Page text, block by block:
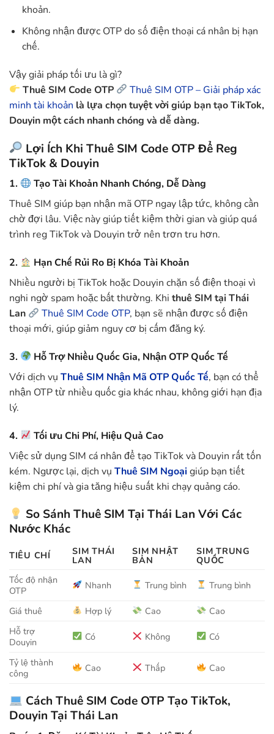
khoản.
Không nhận được OTP do số điện thoại cá nhân bị hạn
chế.
Vậy giải pháp tối ưu là gì?
Thuê SIM Code OTP
Thuê SIM OTP – Giải pháp xác
minh tài khoản là lựa chọn tuyệt vời giúp bạn tạo TikTok,
Douyin một cách nhanh chóng và dễ dàng.
Lợi Ích Khi Thuê SIM Code OTP Để Reg
TikTok & Douyin
1.
Tạo Tài Khoản Nhanh Chóng, Dễ Dàng
Thuê SIM giúp bạn nhận mã OTP ngay lập tức, không cần
chờ đợi lâu. Việc này giúp tiết kiệm thời gian và giúp quá
trình reg TikTok và Douyin trở nên trơn tru hơn.
2.
Hạn Chế Rủi Ro Bị Khóa Tài Khoản
Nhiều người bị TikTok hoặc Douyin chặn số điện thoại vì
nghi ngờ spam hoặc bất thường. Khi thuê SIM tại Thái
Lan
Thuê SIM Code OTP, bạn sẽ nhận được số điện
thoại mới, giúp giảm nguy cơ bị cấm đăng ký.
3.
Hỗ Trợ Nhiều Quốc Gia, Nhận OTP Quốc Tế
Với dịch vụ Thuê SIM Nhận Mã OTP Quốc Tế, bạn có thể
nhận OTP từ nhiều quốc gia khác nhau, không giới hạn địa
lý.
4.
Tối ưu Chi Phí, Hiệu Quả Cao
Việc sử dụng SIM cá nhân để tạo TikTok và Douyin rất tốn
kém. Ngược lại, dịch vụ Thuê SIM Ngoạigiúp bạn tiết
kiệm chi phí và gia tăng hiệu suất khi chạy quảng cáo.
So Sánh Thuê SIM Tại Thái Lan Với Các
Nước Khác
TIÊU CHÍ SIM THÁI
LAN
SIM NHẬT
BẢN
SIM TRUNG
QUỐC
Tốc độ nhận
OTP
Nhanh Trung bình Trung bình
Giá thuê Hợp lý Cao
Cao
Hỗ trợ
Douyin
Có Không Có
Tỷ lệ thành
công
Cao Thấp Cao
Cách Thuê SIM Code OTP Tạo TikTok,
Douyin Tại Thái Lan